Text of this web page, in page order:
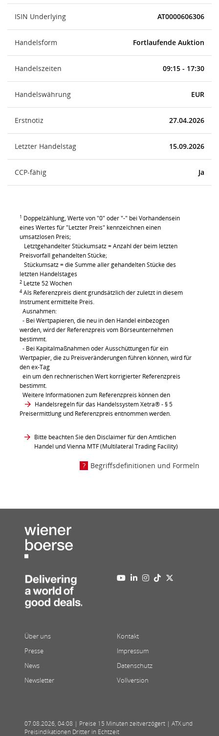
ISIN Underlying AT0000606306
Handelsform Fortlaufende Auktion
Handelszeiten 09:15 - 17:30
Handelswährung EUR
Erstnotiz 27.04.2026
Letzter Handelstag 15.09.2026
CCP-fähig Ja
1 Doppelzählung, Werte von "0" oder "-" bei Vorhandensein
eines Wertes für "Letzter Preis" kennzeichnen einen
umsatzlosen Preis;
Letztgehandelter Stückumsatz = Anzahl der beim letzten
Preisvorfall gehandelten Stücke;
Stückumsatz = die Summe aller gehandelten Stücke des
letzten Handelstages
2 Letzte 52 Wochen
4 Als Referenzpreis dient grundsätzlich der zuletzt in diesem
Instrument ermittelte Preis.
Ausnahmen:
- Bei Wertpapieren, die neu in den Handel einbezogen
werden, wird der Referenzpreis vom Börseunternehmen
bestimmt.
- Bei Kapitalmaßnahmen oder Ausschüttungen für ein
Wertpapier, die zu Preisveränderungen führen können, wird für
den ex-Tag
ein um den rechnerischen Wert korrigierter Referenzpreis
bestimmt.
Weitere Informationen zum Referenzpreis können den
Handelsregeln für das Handelssystem Xetra®- § 5
Preisermittlung und Referenzpreis entnommen werden.
Bitte beachten Sie den Disclaimer für den Amtlichen
Handel und Vienna MTF (Multilateral Trading Facility)
Begriffsdefinitionen und Formeln
Über uns
Presse
News
Newsletter
Kontakt
Impressum
Datenschutz
Vollversion
07.08.2026, 04:08 | Preise 15 Minuten zeitverzögert | ATX und
Preisindikationen Dritter in Echtzeit